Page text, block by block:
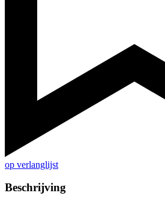
op verlanglijst
Beschrijving